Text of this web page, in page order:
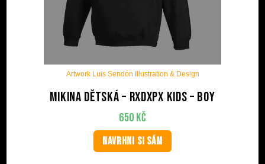
Artwork Luis Sendón Illustration & Design
Mikina dětská – RxDxPx Kids – Boy
650 Kč
NAVRHNI SI SÁM